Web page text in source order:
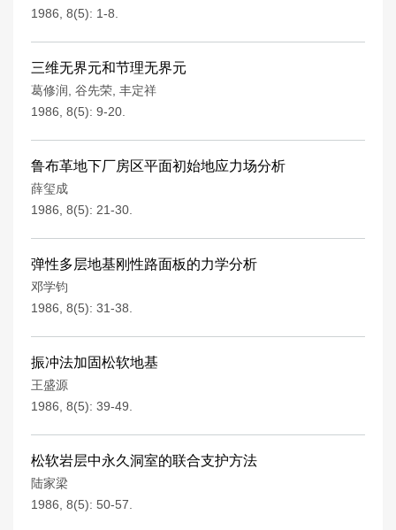
1986, 8(5): 1-8.
三维无界元和节理无界元
葛修润 谷先荣 丰定祥
1986, 8(5): 9-20.
鲁布革地下厂房区平面初始地应力场分析
薛玺成
1986, 8(5): 21-30.
弹性多层地基刚性路面板的力学分析
邓学钧
1986, 8(5): 31-38.
振冲法加固松软地基
王盛源
1986, 8(5): 39-49.
松软岩层中永久洞室的联合支护方法
陆家梁
1986, 8(5): 50-57.